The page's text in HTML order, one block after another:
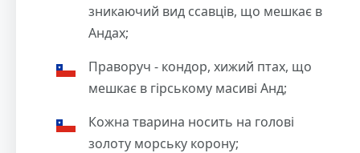
зникаючий вид ссавців, що мешкає в
Андах;
Праворуч - кондор, хижий птах, що
мешкає в гірському масиві Анд;
Кожна тварина носить на голові
золоту морську корону;